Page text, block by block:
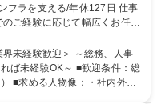
ラを支える/年休127日 仕事
ご経験に応じて幅広くお任せ
本的には事務所勤務ですが、
への日帰り・宿泊を伴う国内
お互いに助け合いながら、総
未経験歓迎＞ ～総務、人事
ば未経験OK～ ■歓迎条件：総
の